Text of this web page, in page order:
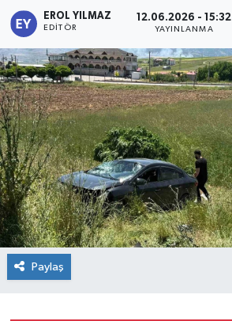
EROL YILMAZ
EDITÖR
12.06.2026 - 15:32
YAYINLANMA
Paylaş
KARLIOVA
KİĞI
MERKEZ
RESMİ İLANLAR
SAĞLIK
SİYASET
Haber Arşivi